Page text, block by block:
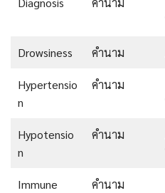
Drowsiness คำนาม
Hypertensio
n
คำนาม
Hypotensio
n
คำนาม
Immune
คำนาม